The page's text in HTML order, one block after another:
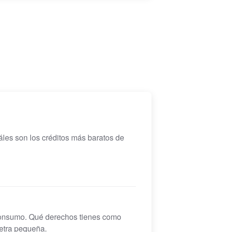
son los créditos más baratos de
Qué derechos tienes como
pequeña.